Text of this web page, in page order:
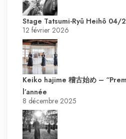
Stage Tatsumi-Ryû Heihô 04/
12 février 2026
Keiko hajime 稽古始め –
l’année
8 décembre 2025